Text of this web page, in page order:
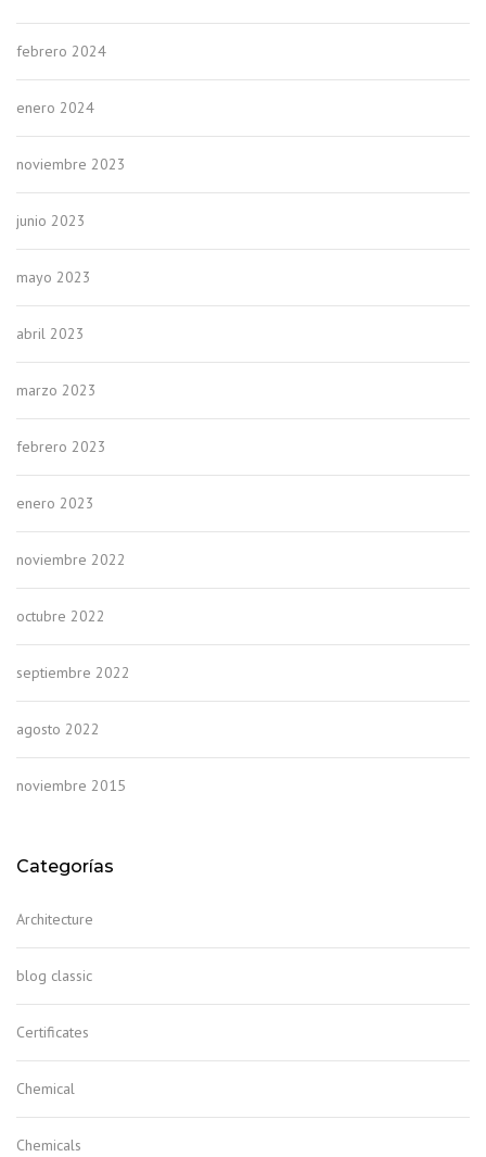
febrero 2024
enero 2024
noviembre 2023
junio 2023
mayo 2023
abril 2023
marzo 2023
febrero 2023
enero 2023
noviembre 2022
octubre 2022
septiembre 2022
agosto 2022
noviembre 2015
Categorías
Architecture
blog classic
Certificates
Chemical
Chemicals